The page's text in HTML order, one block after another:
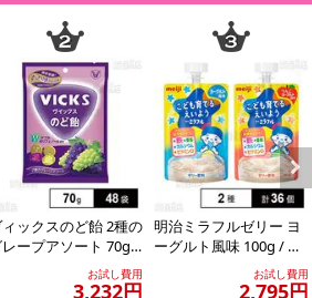
料原産地表示制度]の経過措置期間の終
載の原産国・原材料の表記が旧表記の場
た上でお申込みください。なお、本理由
セル・返品交換は対応いたしかねます。
れております。
金合算払い、クレジットカード、dポイン
ックスのど飴 2種の
ープアソート 70g
お試し費用
3,232円
明治ミラフルゼリー ヨ
ーグルト風味 100g / り
んごヨーグルト風味 10
お試し費用
2,795円
Next